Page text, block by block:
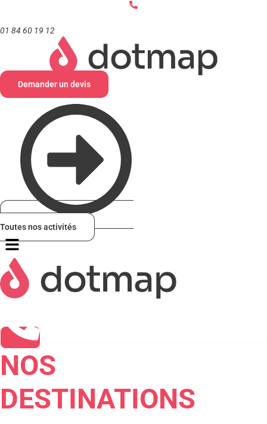
contenu
01 84 60 19 12
Demander un devis
Toutes nos activités
NOS
DESTINATIONS